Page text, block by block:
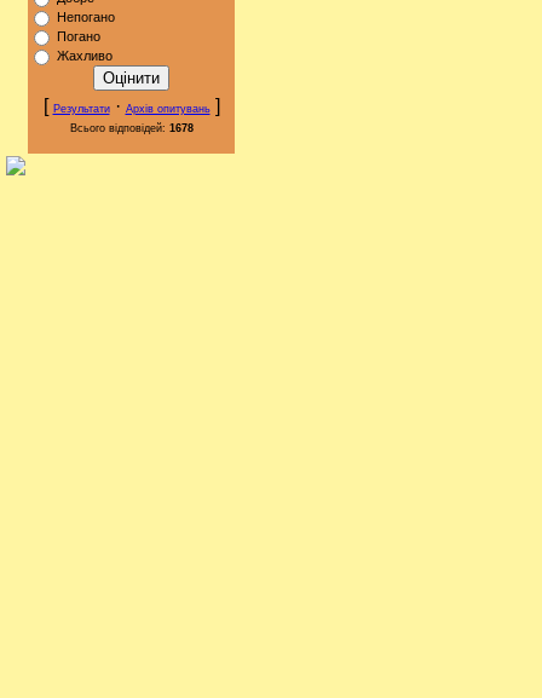
Непогано
Погано
Жахливо
[ Результати· Архів опитувань]
Всього відповідей: 1678